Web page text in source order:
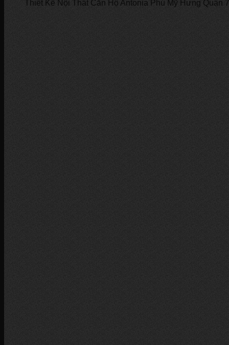
Thiết Kế Nội Thất Căn Hộ Antonia Phú Mỹ Hưng Quận 7